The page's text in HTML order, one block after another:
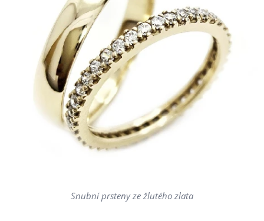
Snubní prsteny ze žlutého zlata